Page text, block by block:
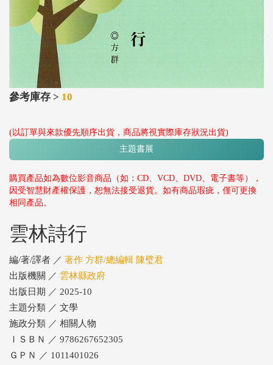
參考庫存 > 10
(以訂單與來款優先順序出貨，商品將視實際庫存狀況出貨)
主題書展
購買產品如為數位影音商品（如：CD、VCD、DVD、電子書等），
因受智慧財產權保護，恕無法接受退貨。如有商品瑕疵，僅可更換
相同產品。
雲林詩行
編/著/譯者 ／ 著作 方群/總編輯 陳璧君
出版機關 ／ 雲林縣政府
出版日期 ／ 2025-10
主題分類 ／ 文學
施政分類 ／ 相關人物
ＩＳＢＮ ／ 9786267652305
ＧＰＮ ／ 1011401026